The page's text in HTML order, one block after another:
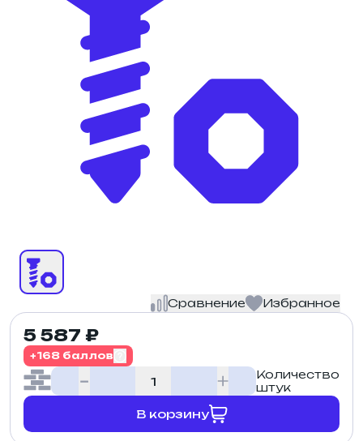
Сравнение Избранное
5 587 ₽
+168 баллов
Количество
штук
В корзину